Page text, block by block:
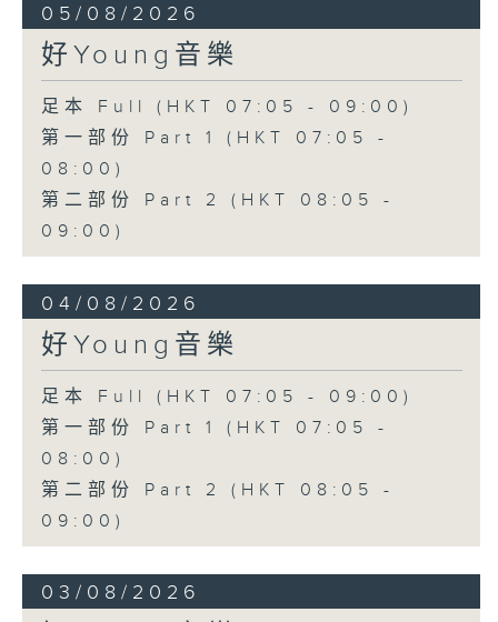
05/08/2026
好Young音樂
足本 Full (HKT 07:05 - 09:00)
第一部份 Part 1 (HKT 07:05 -
08:00)
第二部份 Part 2 (HKT 08:05 -
09:00)
04/08/2026
好Young音樂
足本 Full (HKT 07:05 - 09:00)
第一部份 Part 1 (HKT 07:05 -
08:00)
第二部份 Part 2 (HKT 08:05 -
09:00)
03/08/2026